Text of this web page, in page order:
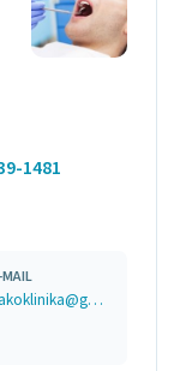
1481
MAIL
cakoklinika@gmail.com